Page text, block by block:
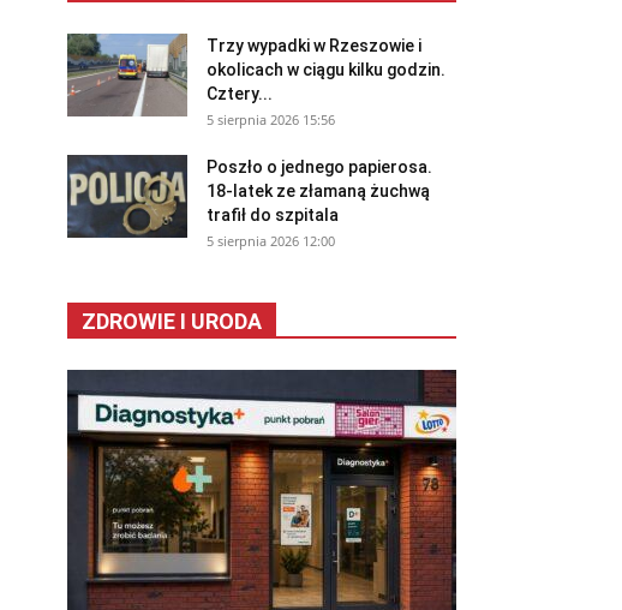
Trzy wypadki w Rzeszowie i
okolicach w ciągu kilku godzin.
Cztery...
5 sierpnia 2026 15:56
Poszło o jednego papierosa.
18-latek ze złamaną żuchwą
trafił do szpitala
5 sierpnia 2026 12:00
ZDROWIE I URODA